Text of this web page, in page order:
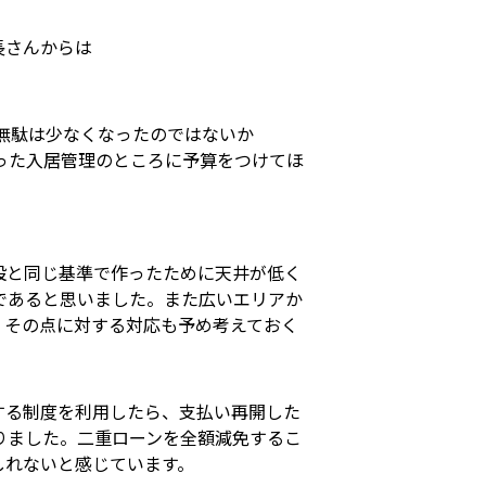
んからは
駄は少なくなったのではないか
入居管理のところに予算をつけてほ
同じ基準で作ったために天井が低く
ると思いました。また広いエリアか
の点に対する対応も予め考えておく
制度を利用したら、支払い再開した
した。二重ローンを全額減免するこ
ないと感じています。